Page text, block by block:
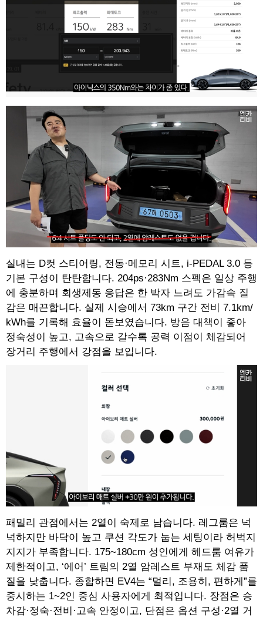
실내는 D컷 스티어링, 전동·메모리 시트, i-PEDAL 3.0 등
기본 구성이 탄탄합니다. 204ps·283Nm 스펙은 일상 주행
에 충분하며 회생제동 응답은 한 박자 느려도 가감속 질
감은 매끈합니다. 실제 시승에서 73km 구간 전비 7.1km/
kWh를 기록해 효율이 돋보였습니다. 방음 대책이 좋아
정숙성이 높고, 고속으로 갈수록 공력 이점이 체감되어
장거리 주행에서 강점을 보입니다.
패밀리 관점에서는 2열이 숙제로 남습니다. 레그룸은 넉
넉하지만 바닥이 높고 쿠션 각도가 눕는 세팅이라 허벅지
지지가 부족합니다. 175~180cm 성인에게 헤드룸 여유가
제한적이고, ‘에어’ 트림의 2열 암레스트 부재도 체감 품
질을 낮춥니다. 종합하면 EV4는 “멀리, 조용히, 편하게”를
중시하는 1~2인 중심 사용자에게 최적입니다. 장점은 승
차감·정숙·전비·고속 안정이고, 단점은 옵션 구성·2열 거